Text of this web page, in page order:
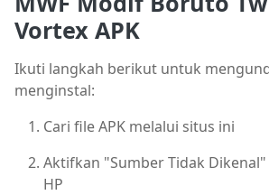
Vortex APK
Ikuti langkah berikut untuk
menginstal:
Cari file APK melalui situs ini
Aktifkan "Sumber Tidak
HP